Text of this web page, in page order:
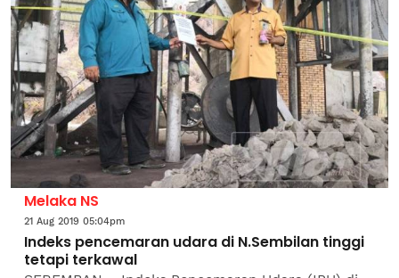
Melaka NS
21 Aug 2019 05:04pm
Indeks pencemaran udara di N.Sembilan tinggi
tetapi terkawal